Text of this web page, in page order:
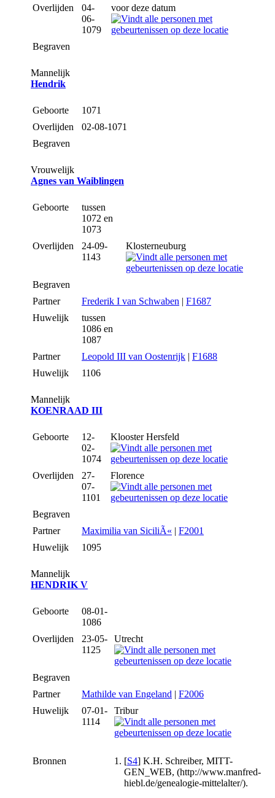
Overlijden
04-
06-
1079
voor deze datum
Begraven
Mannelijk
Hendrik
Geboorte
1071
Overlijden
02-08-1071
Begraven
Vrouwelijk
Agnes van Waiblingen
Geboorte
tussen
1072 en
1073
Overlijden
24-09-
1143
Klosterneuburg
Begraven
Partner
Frederik I van Schwaben | F1687
Huwelijk
tussen
1086 en
1087
Partner
Leopold III van Oostenrijk | F1688
Huwelijk
1106
Mannelijk
KOENRAAD III
Geboorte
12-
02-
1074
Klooster Hersfeld
Overlijden
27-
07-
1101
Florence
Begraven
Partner
Maximilia van SiciliÃ« | F2001
Huwelijk
1095
Mannelijk
HENDRIK V
Geboorte
08-01-
1086
Overlijden
23-05-
1125
Utrecht
Begraven
Partner
Mathilde van Engeland | F2006
Huwelijk
07-01-
1114
Tribur
Bronnen [S4] K.H. Schreiber, MITT-
GEN_WEB, (http://www.manfred-
hiebl.de/genealogie-mittelalter/).